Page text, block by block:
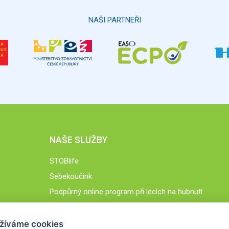
NAŠI PARTNEŘI
NAŠE SLUŽBY
STOBlife
Sebekoučink
Podpůrný online program při lécích na hubnutí
cookies